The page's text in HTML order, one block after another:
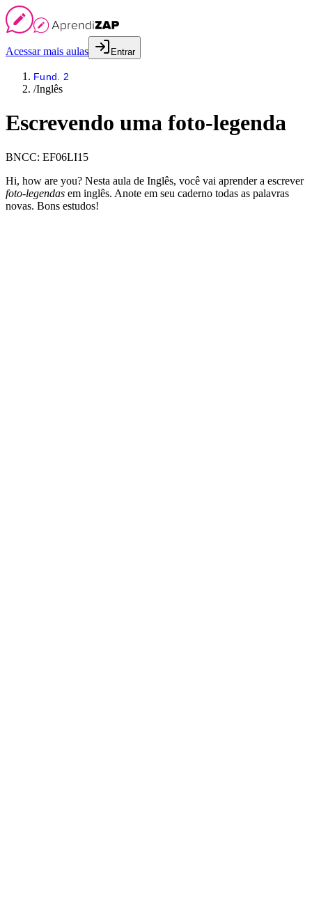
Acessar mais aulas Entrar
Fund. 2
/Inglês
Escrevendo uma foto-legenda
BNCC: EF06LI15
Hi, how are you? Nesta aula de Inglês, você vai aprender a escrever
foto-legendas em inglês. Anote em seu caderno todas as palavras
novas. Bons estudos!